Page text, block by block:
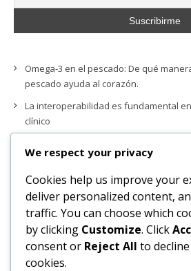
Omega-3 en el pescado: De qué
pescado ayuda al corazón.
La interoperabilidad es fundamental
clínico
influyen en el apetito y el peso
Mayo: Mes de la Concientización sobre
Pantallas, prisas y actividades: qué
niño menor de tres años
¿Ven las máquinas mejor que
Los músculos ‘hablan’ con todo el
We respect your privacy
Cookies help us improve your
deliver personalized content,
traffic. You can choose which
by clicking Customize. Click
consent or Reject All to
cookies.